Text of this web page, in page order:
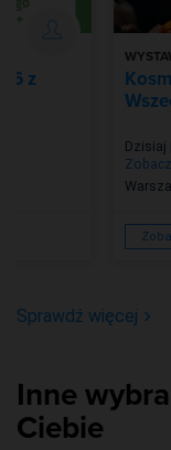
z
Dzisiaj
Sprawdź więcej
Inne
Ciebie